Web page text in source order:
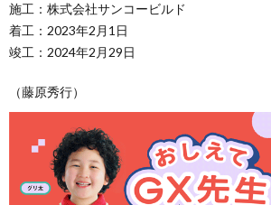
施工：株式会社サンコービルド
着工：2023年2月1日
竣工：2024年2月29日
（藤原秀行）